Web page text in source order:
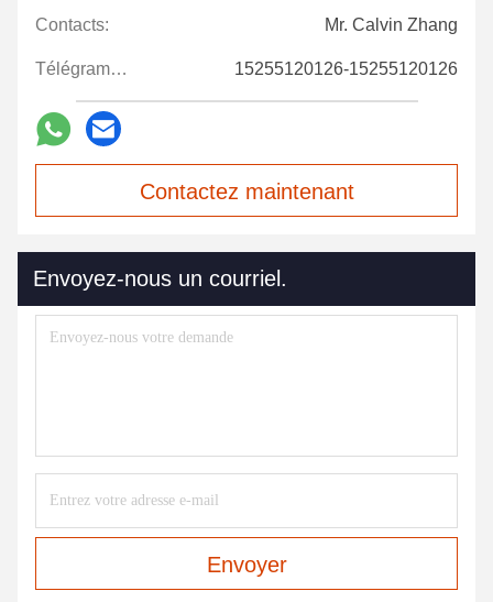
Contacts: Mr. Calvin Zhang
Télégramme: 15255120126-15255120126
Contactez maintenant
Envoyez-nous un courriel.
Envoyer